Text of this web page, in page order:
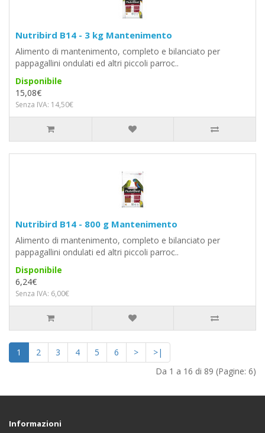
Nutribird B14 - 3 kg Mantenimento
Alimento di mantenimento, completo e bilanciato per
pappagallini ondulati ed altri piccoli parroc..
Disponibile
15,08€
Senza IVA: 14,50€
Nutribird B14 - 800 g Mantenimento
Alimento di mantenimento, completo e bilanciato per
pappagallini ondulati ed altri piccoli parroc..
Disponibile
6,24€
Senza IVA: 6,00€
1 2 3 4 5 6 >
>|
Da 1 a 16 di 89 (Pagine: 6)
Informazioni